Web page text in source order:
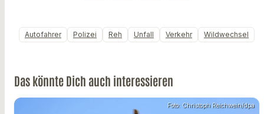
Autofahrer Polizei Reh Unfall Verkehr Wildwechsel
Das könnte Dich auch interessieren
Foto: Christoph Reichwein/dpa